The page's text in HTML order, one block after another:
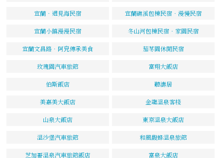
宜蘭‧遇見海民宿 宜蘭礁溪包棟民宿‧漫慢民宿
宜蘭小鎮漫漫民宿 冬山河包棟民宿‧家園民宿
宜蘭文昌路．阿皃傳承美食 茄苳園休閒民宿
玫瑰園汽車旅館 富翔大飯店
伯斯飯店 聽濤居
美嘉美大飯店 金龍溫泉客棧
山泉大飯店 東京溫泉大飯店
溫沙堡汽車旅館 和風馥蜂溫泉旅館
芝加哥溫泉汽車旅館飯店 富泉大飯店